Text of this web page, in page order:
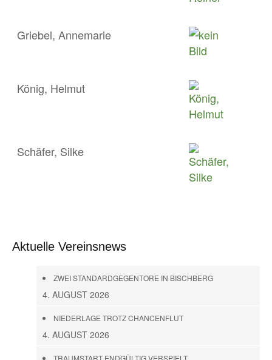
Griebel, Annemarie
König, Helmut
Schäfer, Silke
Aktuelle Vereinsnews
ZWEI STANDARDGEGENTORE IN BISCHBERG
4. AUGUST 2026
NIEDERLAGE TROTZ CHANCENFLUT
4. AUGUST 2026
TRAUMSTART ENDGÜLTIG VERSPIELT